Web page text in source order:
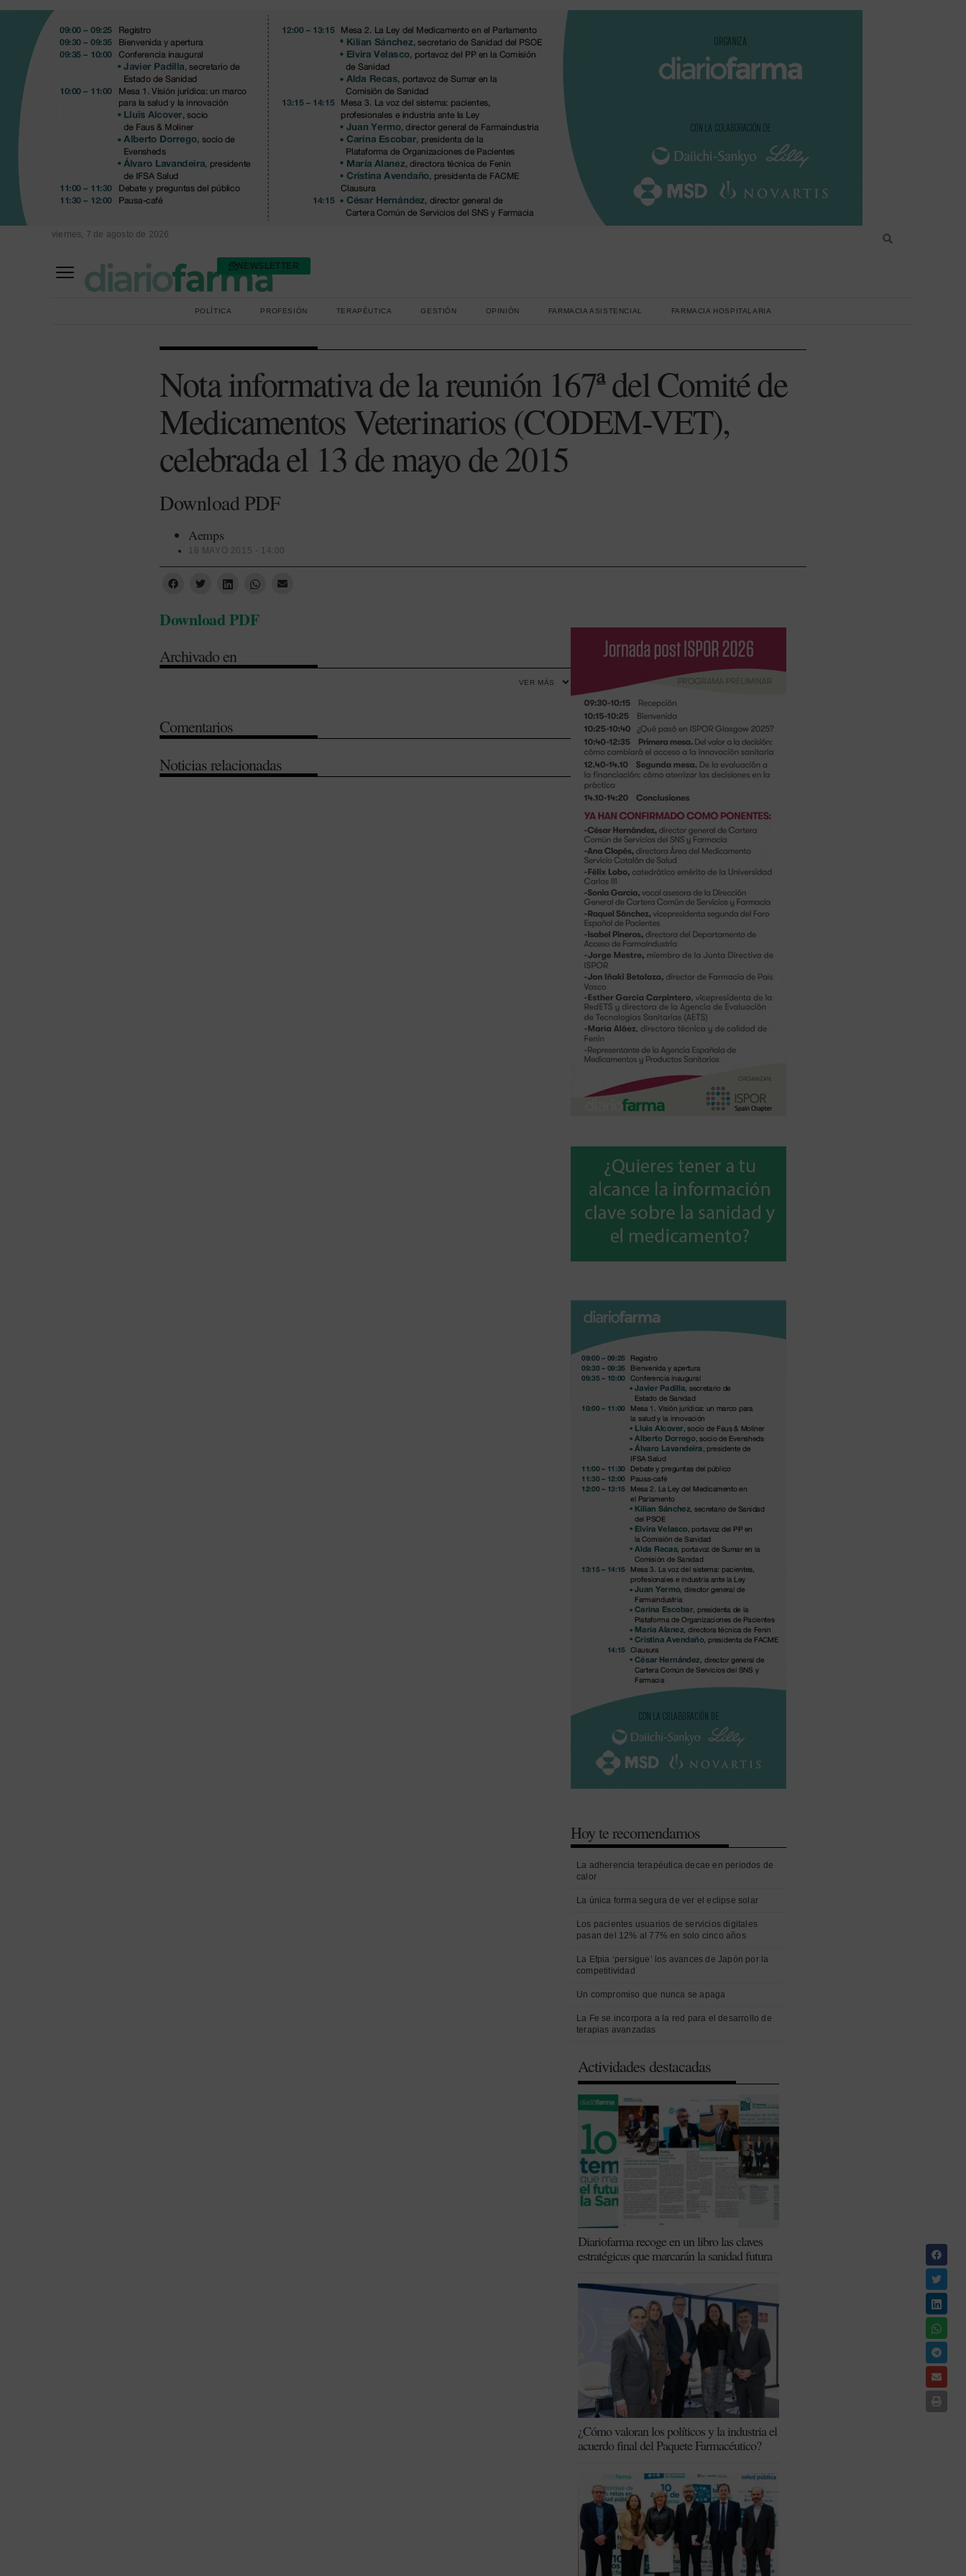
viernes, 7 de agosto de 2026
NEWSLETTER
POLÍTICA PROFESIÓN TERAPÉUTICA GESTIÓN OPINIÓN FARMACIA ASISTENCIAL FARMACIA HOSPITALARIA
Nota informativa de la reunión 167ª del Comité de
Medicamentos Veterinarios (CODEM-VET),
celebrada el 13 de mayo de 2015
Download PDF
Aemps
18 MAYO 2015 - 14:00
Download PDF
Archivado en
VER MÁS
Comentarios
Noticias relacionadas
Hoy te recomendamos
La adherencia terapéutica decae en periodos de
calor
La única forma segura de ver el eclipse solar
Los pacientes usuarios de servicios digitales
pasan del 12% al 77% en solo cinco años
La Efpia ‘persigue’ los avances de Japón por la
competitividad
Un compromiso que nunca se apaga
La Fe se incorpora a la red para el desarrollo de
terapias avanzadas
Actividades destacadas
Diariofarma recoge en un libro las claves
estratégicas que marcarán la sanidad futura
¿Cómo valoran los políticos y la industria el
acuerdo final del Paquete Farmacéutico?